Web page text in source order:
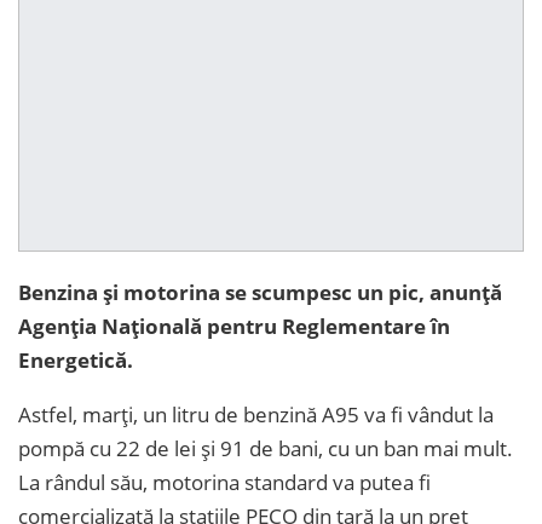
Benzina și motorina se scumpesc un pic, anunță
Agenția Națională pentru Reglementare în
Energetică.
Astfel, marți, un litru de benzină A95 va fi vândut la
pompă cu 22 de lei și 91 de bani, cu un ban mai mult.
La rândul său, motorina standard va putea fi
comercializată la stațiile PECO din țară la un preț